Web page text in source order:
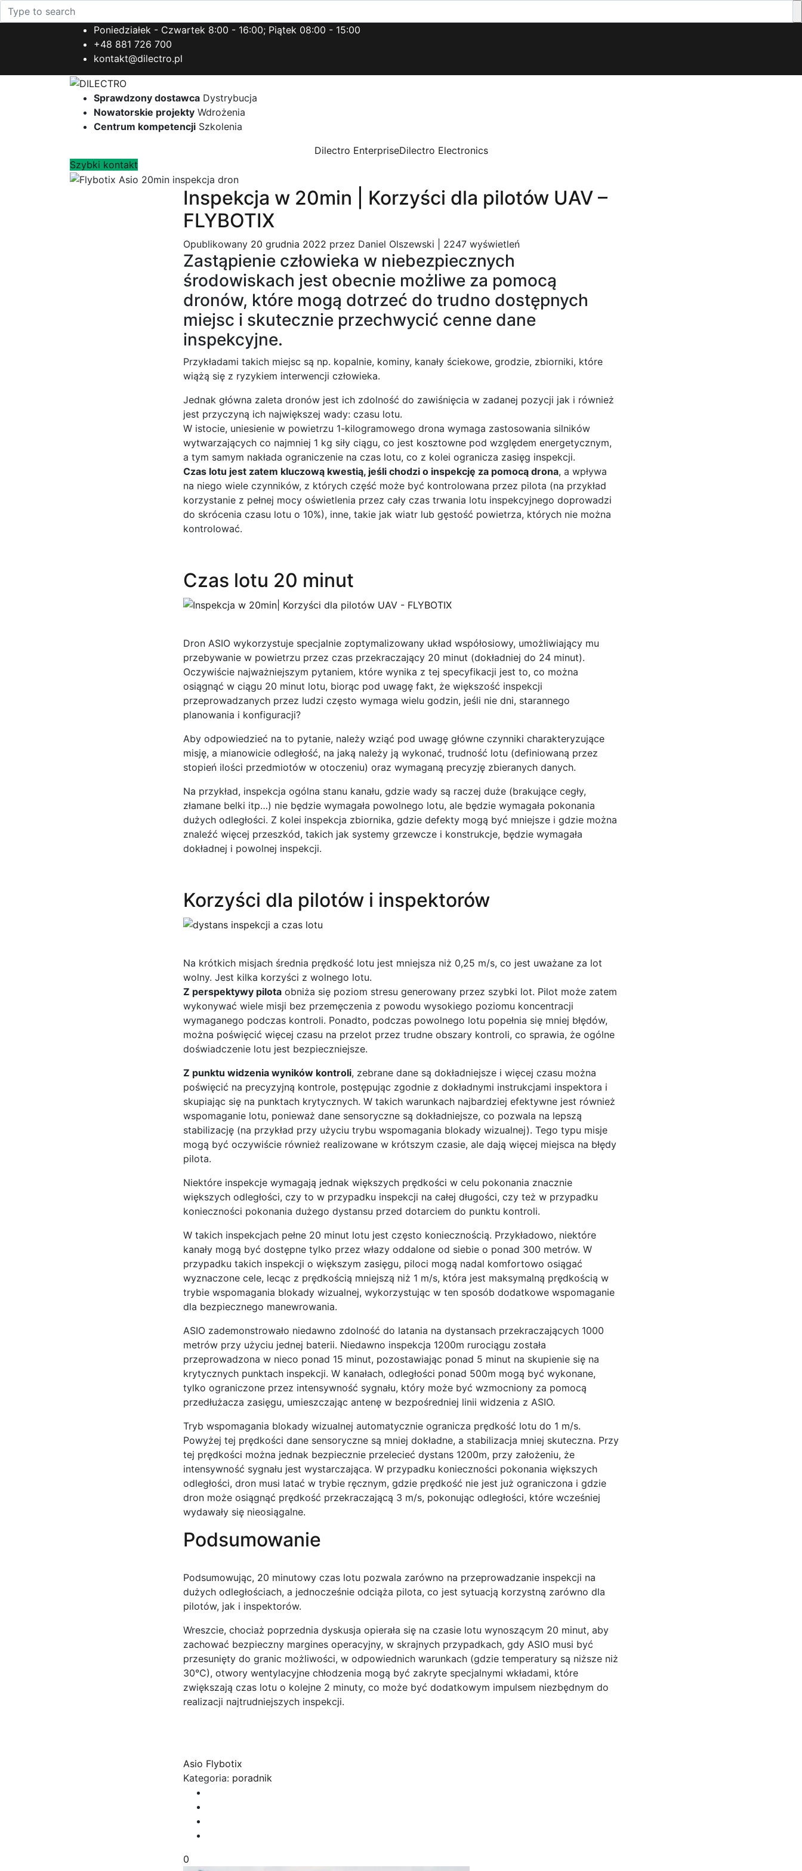
Poniedziałek - Czwartek 8:00 - 16:00; Piątek 08:00 - 15:00
+48 881 726 700
kontakt@dilectro.pl
Sprawdzony dostawca Dystrybucja
Nowatorskie projekty Wdrożenia
Centrum kompetencji Szkolenia
Dilectro EnterpriseDilectro Electronics
Szybki kontakt
Inspekcja w 20min | Korzyści dla pilotów UAV –
FLYBOTIX
Opublikowany 20 grudnia 2022 przez Daniel Olszewski 2247 wyświetleń
Zastąpienie człowieka w niebezpiecznych
środowiskach jest obecnie możliwe za pomocą
dronów, które mogą dotrzeć do trudno dostępnych
miejsc i skutecznie przechwycić cenne dane
inspekcyjne.
Przykładami takich miejsc są np. kopalnie, kominy, kanały ściekowe, grodzie, zbiorniki, które
wiążą się z ryzykiem interwencji człowieka.
Jednak główna zaleta dronów jest ich zdolność do zawiśnięcia w zadanej pozycji jak i również
jest przyczyną ich największej wady: czasu lotu.
W istocie, uniesienie w powietrzu 1-kilogramowego drona wymaga zastosowania silników
wytwarzających co najmniej 1 kg siły ciągu, co jest kosztowne pod względem energetycznym,
a tym samym nakłada ograniczenie na czas lotu, co z kolei ogranicza zasięg inspekcji.
Czas lotu jest zatem kluczową kwestią, jeśli chodzi o inspekcję za pomocą drona, a wpływa
na niego wiele czynników, z których część może być kontrolowana przez pilota (na przykład
korzystanie z pełnej mocy oświetlenia przez cały czas trwania lotu inspekcyjnego doprowadzi
do skrócenia czasu lotu o 10%), inne, takie jak wiatr lub gęstość powietrza, których nie można
kontrolować.
Czas lotu 20 minut
Dron ASIO wykorzystuje specjalnie zoptymalizowany układ współosiowy, umożliwiający mu
przebywanie w powietrzu przez czas przekraczający 20 minut (dokładniej do 24 minut).
Oczywiście najważniejszym pytaniem, które wynika z tej specyfikacji jest to, co można
osiągnąć w ciągu 20 minut lotu, biorąc pod uwagę fakt, że większość inspekcji
przeprowadzanych przez ludzi często wymaga wielu godzin, jeśli nie dni, starannego
planowania i konfiguracji?
Aby odpowiedzieć na to pytanie, należy wziąć pod uwagę główne czynniki charakteryzujące
misję, a mianowicie odległość, na jaką należy ją wykonać, trudność lotu (definiowaną przez
stopień ilości przedmiotów w otoczeniu) oraz wymaganą precyzję zbieranych danych.
Na przykład, inspekcja ogólna stanu kanału, gdzie wady są raczej duże (brakujące cegły,
złamane belki itp…) nie będzie wymagała powolnego lotu, ale będzie wymagała pokonania
dużych odległości. Z kolei inspekcja zbiornika, gdzie defekty mogą być mniejsze i gdzie można
znaleźć więcej przeszkód, takich jak systemy grzewcze i konstrukcje, będzie wymagała
dokładnej i powolnej inspekcji.
Korzyści dla pilotów i inspektorów
Na krótkich misjach średnia prędkość lotu jest mniejsza niż 0,25 m/s, co jest uważane za lot
wolny. Jest kilka korzyści z wolnego lotu.
Z perspektywy pilota obniża się poziom stresu generowany przez szybki lot. Pilot może zatem
wykonywać wiele misji bez przemęczenia z powodu wysokiego poziomu koncentracji
wymaganego podczas kontroli. Ponadto, podczas powolnego lotu popełnia się mniej błędów,
można poświęcić więcej czasu na przelot przez trudne obszary kontroli, co sprawia, że ogólne
doświadczenie lotu jest bezpieczniejsze.
Z punktu widzenia wyników kontroli, zebrane dane są dokładniejsze i więcej czasu można
poświęcić na precyzyjną kontrole, postępując zgodnie z dokładnymi instrukcjami inspektora i
skupiając się na punktach krytycznych. W takich warunkach najbardziej efektywne jest również
wspomaganie lotu, ponieważ dane sensoryczne są dokładniejsze, co pozwala na lepszą
stabilizację (na przykład przy użyciu trybu wspomagania blokady wizualnej). Tego typu misje
mogą być oczywiście również realizowane w krótszym czasie, ale dają więcej miejsca na błędy
pilota.
Niektóre inspekcje wymagają jednak większych prędkości w celu pokonania znacznie
większych odległości, czy to w przypadku inspekcji na całej długości, czy też w przypadku
konieczności pokonania dużego dystansu przed dotarciem do punktu kontroli.
W takich inspekcjach pełne 20 minut lotu jest często koniecznością. Przykładowo, niektóre
kanały mogą być dostępne tylko przez włazy oddalone od siebie o ponad 300 metrów. W
przypadku takich inspekcji o większym zasięgu, piloci mogą nadal komfortowo osiągać
wyznaczone cele, lecąc z prędkością mniejszą niż 1 m/s, która jest maksymalną prędkością w
trybie wspomagania blokady wizualnej, wykorzystując w ten sposób dodatkowe wspomaganie
dla bezpiecznego manewrowania.
ASIO zademonstrowało niedawno zdolność do latania na dystansach przekraczających 1000
metrów przy użyciu jednej baterii. Niedawno inspekcja 1200m rurociągu została
przeprowadzona w nieco ponad 15 minut, pozostawiając ponad 5 minut na skupienie się na
krytycznych punktach inspekcji. W kanałach, odległości ponad 500m mogą być wykonane,
tylko ograniczone przez intensywność sygnału, który może być wzmocniony za pomocą
przedłużacza zasięgu, umieszczając antenę w bezpośredniej linii widzenia z ASIO.
Tryb wspomagania blokady wizualnej automatycznie ogranicza prędkość lotu do 1 m/s.
Powyżej tej prędkości dane sensoryczne są mniej dokładne, a stabilizacja mniej skuteczna. Przy
tej prędkości można jednak bezpiecznie przelecieć dystans 1200m, przy założeniu, że
intensywność sygnału jest wystarczająca. W przypadku konieczności pokonania większych
odległości, dron musi latać w trybie ręcznym, gdzie prędkość nie jest już ograniczona i gdzie
dron może osiągnąć prędkość przekraczającą 3 m/s, pokonując odległości, które wcześniej
wydawały się nieosiągalne.
Podsumowanie
Podsumowując, 20 minutowy czas lotu pozwala zarówno na przeprowadzanie inspekcji na
dużych odległościach, a jednocześnie odciąża pilota, co jest sytuacją korzystną zarówno dla
pilotów, jak i inspektorów.
Wreszcie, chociaż poprzednia dyskusja opierała się na czasie lotu wynoszącym 20 minut, aby
zachować bezpieczny margines operacyjny, w skrajnych przypadkach, gdy ASIO musi być
przesunięty do granic możliwości, w odpowiednich warunkach (gdzie temperatury są niższe niż
30°C), otwory wentylacyjne chłodzenia mogą być zakryte specjalnymi wkładami, które
zwiększają czas lotu o kolejne 2 minuty, co może być dodatkowym impulsem niezbędnym do
realizacji najtrudniejszych inspekcji.
Asio Flybotix
Kategoria: poradnik
0